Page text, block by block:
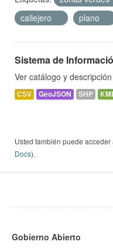
callejero
plano
Sistema de
Ver catálogo y
CSV GeoJSON SHP
Usted también puede
Docs).
Gobierno Abierto